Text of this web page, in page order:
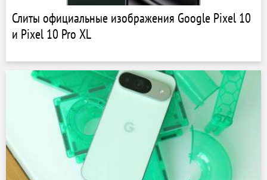
Слиты официальные изображения Google Pixel 10
и Pixel 10 Pro XL